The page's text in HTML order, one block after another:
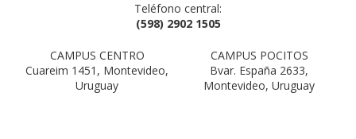
Teléfono central:
(598) 2902 1505
CAMPUS CENTRO
Cuareim 1451, Montevideo,
Uruguay
CAMPUS POCITOS
Bvar. España 2633,
Montevideo, Uruguay